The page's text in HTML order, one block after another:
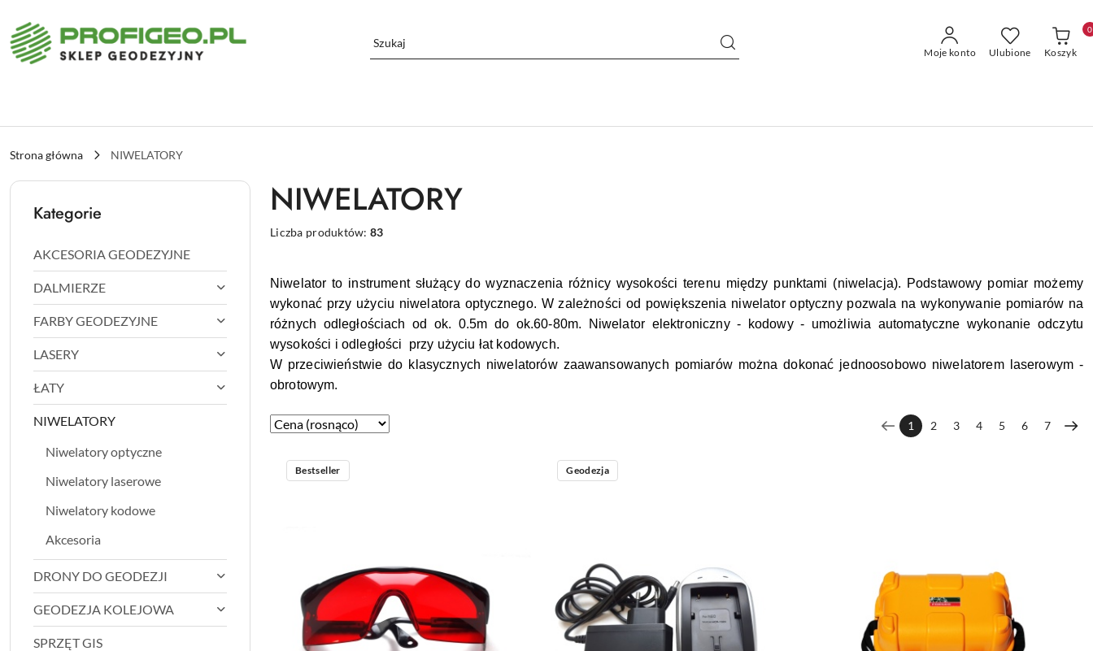
Moje konto Ulubione Koszyk
0
Strona główna NIWELATORY
Kategorie
AKCESORIA GEODEZYJNE
DALMIERZE
FARBY GEODEZYJNE
LASERY
ŁATY
NIWELATORY
Niwelatory optyczne
Niwelatory laserowe
Niwelatory kodowe
Akcesoria
DRONY DO GEODEZJI
GEODEZJA KOLEJOWA
SPRZĘT GIS
NIWELATORY
Liczba produktów:83
Niwelator to instrument służący do wyznaczenia różnicy wysokości terenu między punktami (niwelacja). Podstawowy pomiar możemy
wykonać przy użyciu niwelatora optycznego. W zależności od powiększenia niwelator optyczny pozwala na wykonywanie pomiarów na
różnych odległościach od ok. 0.5m do ok.60-80m. Niwelator elektroniczny - kodowy - umożliwia automatyczne wykonanie odczytu
wysokości i odległości przy użyciu łat kodowych.
W przeciwieństwie do klasycznych niwelatorów zaawansowanych pomiarów można dokonać jednoosobowo niwelatorem laserowym -
obrotowym.
Zastosowano
Cena
(rosnąco).
Sortuj
1 2 3 4 5 6 7
Bestseller Geodezja